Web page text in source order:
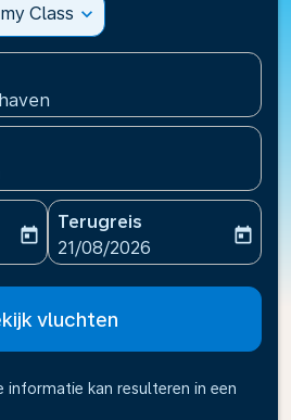
Class expand_more
date-aria-label
today
Terugreis
fc-booking-return-date-
21/08/2026
today
vluchten
kan resulteren in een